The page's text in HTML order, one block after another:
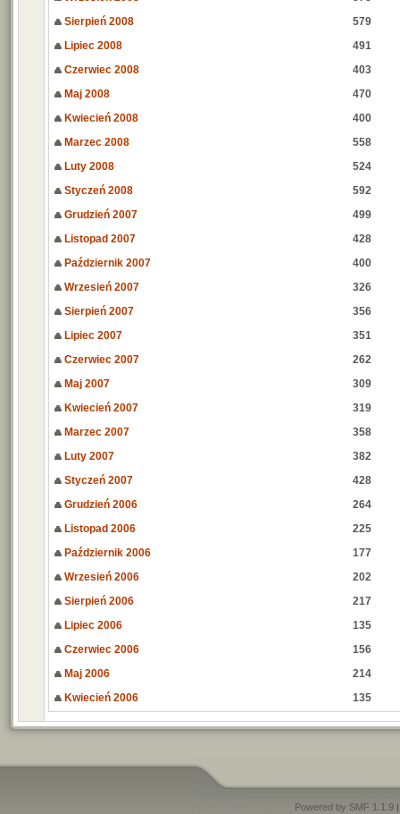
Sierpień 2008
579
Lipiec 2008
491
Czerwiec 2008
403
Maj 2008
470
Kwiecień 2008
400
Marzec 2008
558
Luty 2008
524
Styczeń 2008
592
Grudzień 2007
499
Listopad 2007
428
Październik 2007
400
Wrzesień 2007
326
Sierpień 2007
356
Lipiec 2007
351
Czerwiec 2007
262
Maj 2007
309
Kwiecień 2007
319
Marzec 2007
358
Luty 2007
382
Styczeń 2007
428
Grudzień 2006
264
Listopad 2006
225
Październik 2006
177
Wrzesień 2006
202
Sierpień 2006
217
Lipiec 2006
135
Czerwiec 2006
156
Maj 2006
214
Kwiecień 2006
135
Powered by SMF 1.1.9